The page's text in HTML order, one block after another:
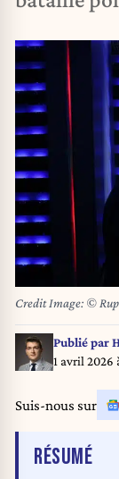
Credit Image: ©
Publié par
1 avril 2026
Suis-nous sur
RÉSUMÉDE